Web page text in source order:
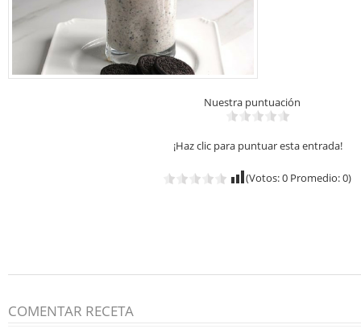
Nuestra puntuación
¡Haz clic para puntuar esta entrada!
(Votos:0Promedio:0)
COMENTAR RECETA